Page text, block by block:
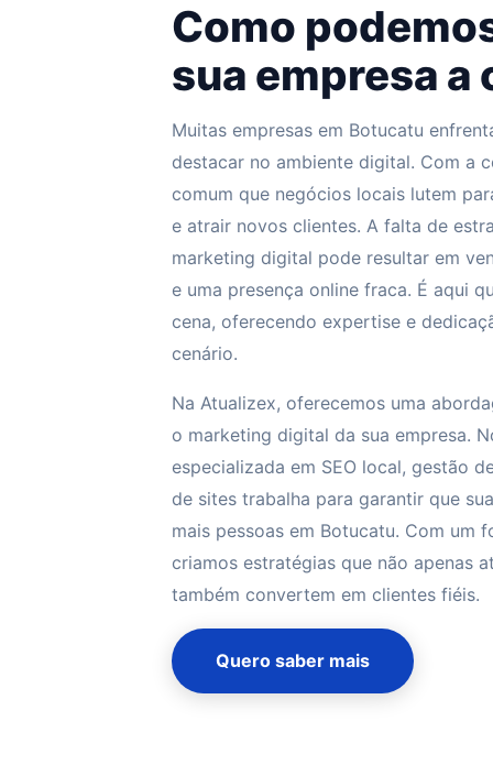
Como
sua empresa a
Muitas empresas em Botucatu
destacar no ambiente digital. Com a
comum que negócios locais lutem
e atrair novos clientes. A falta de
marketing digital pode resultar em
e uma presença online fraca. É aqui
cena, oferecendo expertise e
cenário.
Na Atualizex, oferecemos uma
o marketing digital da sua empresa.
especializada em SEO local, gestão
de sites trabalha para garantir que
mais pessoas em Botucatu. Com um
criamos estratégias que não apenas
também convertem em clientes fiéis.
Quero saber mais